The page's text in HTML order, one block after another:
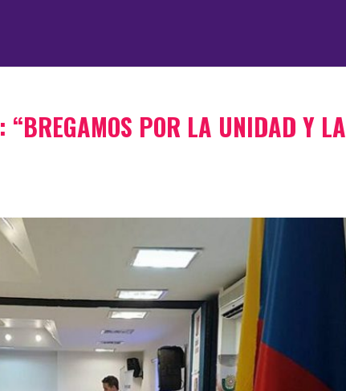
POR LA UNIDAD Y LA